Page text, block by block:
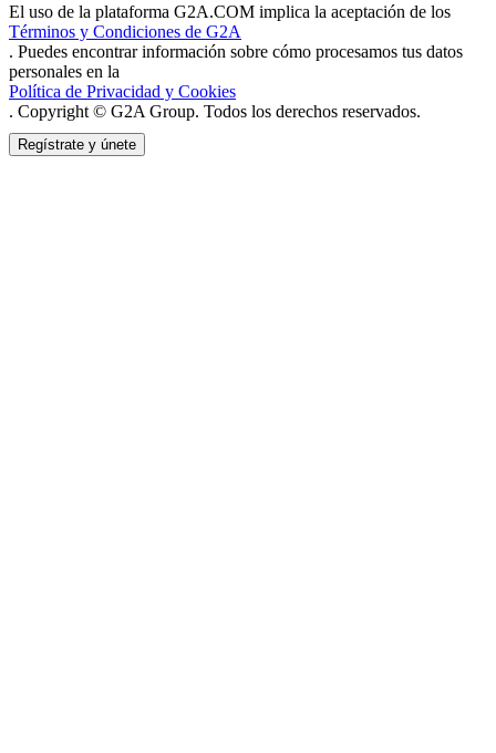
El uso de la plataforma G2A.COM implica la aceptación de los
Términos y Condiciones de G2A
. Puedes encontrar información sobre cómo procesamos tus datos
personales en la
Política de Privacidad y Cookies
. Copyright © G2A Group. Todos los derechos reservados.
Regístrate y únete